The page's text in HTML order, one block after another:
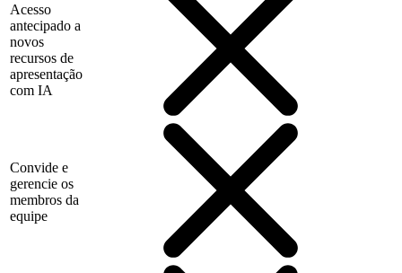
Acesso
antecipado a
novos
recursos de
apresentação
com IA
Convide e
gerencie os
membros da
equipe